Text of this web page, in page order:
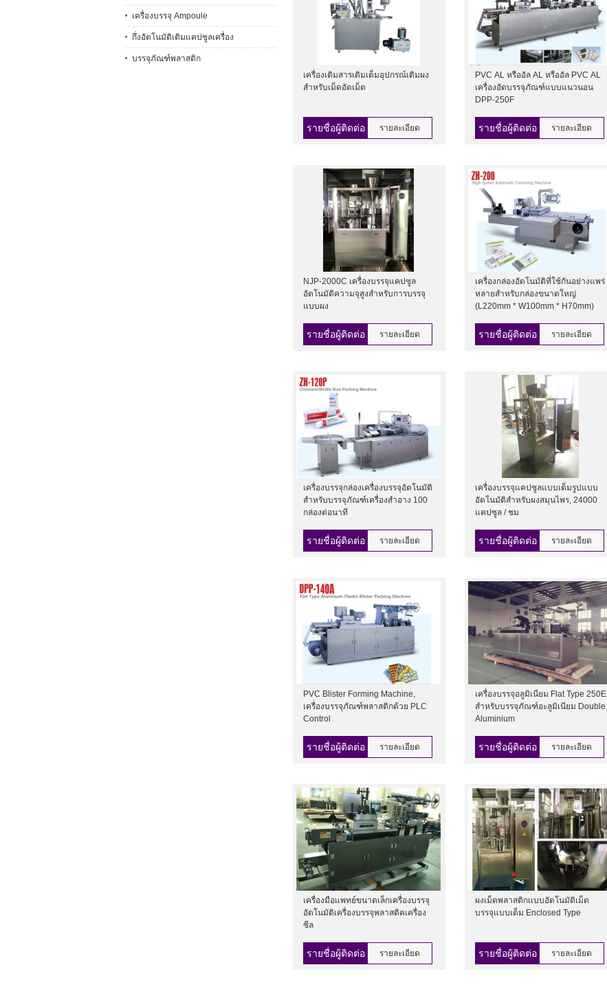
เครื่องบรรจุ Ampoule
กึ่งอัตโนมัติเติมแคปซูลเครื่อง
บรรจุภัณฑ์พลาสติก
เครื่องเติมสารเติมเต็มอุปกรณ์เติมผง
สำหรับเม็ดอัดเม็ด
รายชื่อผู้ติดต่อ รายละเอียด
PVC AL หรืออัล AL หรืออัล PVC AL
เครื่องอัดบรรจุภัณฑ์แบบแนวนอน
DPP-250F
รายชื่อผู้ติดต่อ รายละเอียด
NJP-2000C เครื่องบรรจุแคปซูล
อัตโนมัติความจุสูงสำหรับการบรรจุ
แบบผง
รายชื่อผู้ติดต่อ รายละเอียด
เครื่องกล่องอัตโนมัติที่ใช้กันอย่างแพร่
หลายสำหรับกล่องขนาดใหญ่
(L220mm * W100mm * H70mm)
รายชื่อผู้ติดต่อ รายละเอียด
เครื่องบรรจุกล่องเครื่องบรรจุอัตโนมัติ
สำหรับบรรจุภัณฑ์เครื่องสำอาง 100
กล่องต่อนาที
รายชื่อผู้ติดต่อ รายละเอียด
เครื่องบรรจุแคปซูลแบบเต็มรูปแบบ
อัตโนมัติสำหรับผงสมุนไพร, 24000
แคปซูล / ชม
รายชื่อผู้ติดต่อ รายละเอียด
PVC Blister Forming Machine,
เครื่องบรรจุภัณฑ์พลาสติกด้วย PLC
Control
รายชื่อผู้ติดต่อ รายละเอียด
เครื่องบรรจุอลูมิเนียม Flat Type 250E
สำหรับบรรจุภัณฑ์อะลูมิเนียม Double
Aluminium
รายชื่อผู้ติดต่อ รายละเอียด
เครื่องมือแพทย์ขนาดเล็กเครื่องบรรจุ
อัตโนมัติเครื่องบรรจุพลาสติคเครื่อง
ซีล
รายชื่อผู้ติดต่อ รายละเอียด
ผงเม็ดพลาสติกแบบอัตโนมัติเม็ด
บรรจุแบบเต็ม Enclosed Type
รายชื่อผู้ติดต่อ รายละเอียด